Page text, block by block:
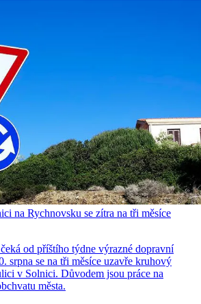
na Rychnovsku se zítra na tři měsíce
od příštího týdne výrazné dopravní
srpna se na tři měsíce uzavře kruhový
v Solnici. Důvodem jsou práce na
města.